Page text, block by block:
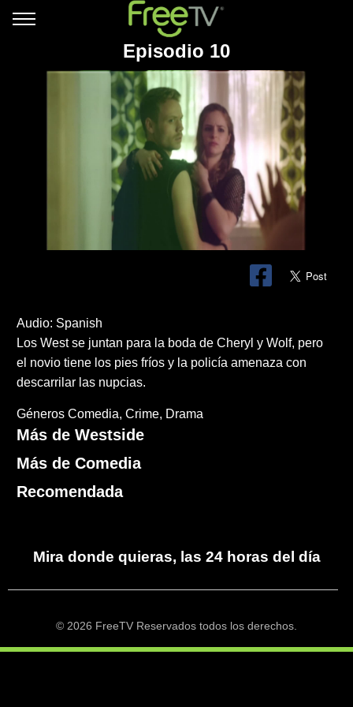
Episodio 10
Audio: Spanish
Los West se juntan para la boda de Cheryl y Wolf, pero
el novio tiene los pies fríos y la policía amenaza con
descarrilar las nupcias.
Géneros Comedia Crime Drama
Más de Westside
Más de Comedia
Recomendada
Mira donde quieras, las 24 horas del día
© 2026 FreeTV Reservados todos los derechos.